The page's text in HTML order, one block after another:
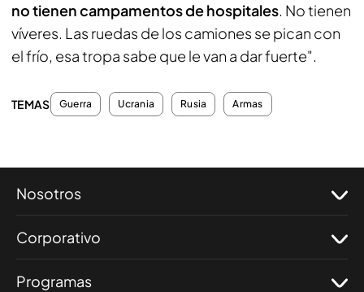
no tienen campamentos de hospitales. No tienen
víveres. Las ruedas de los camiones se pican con
el frío, esa tropa sabe que le van a dar fuerte".
TEMAS Guerra Ucrania Rusia Armas
Nosotros
Corporativo
Programas